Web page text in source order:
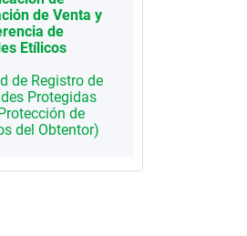
de Venta y
de
Etílicos
de Registro de
Protegidas
de
del Obtentor)